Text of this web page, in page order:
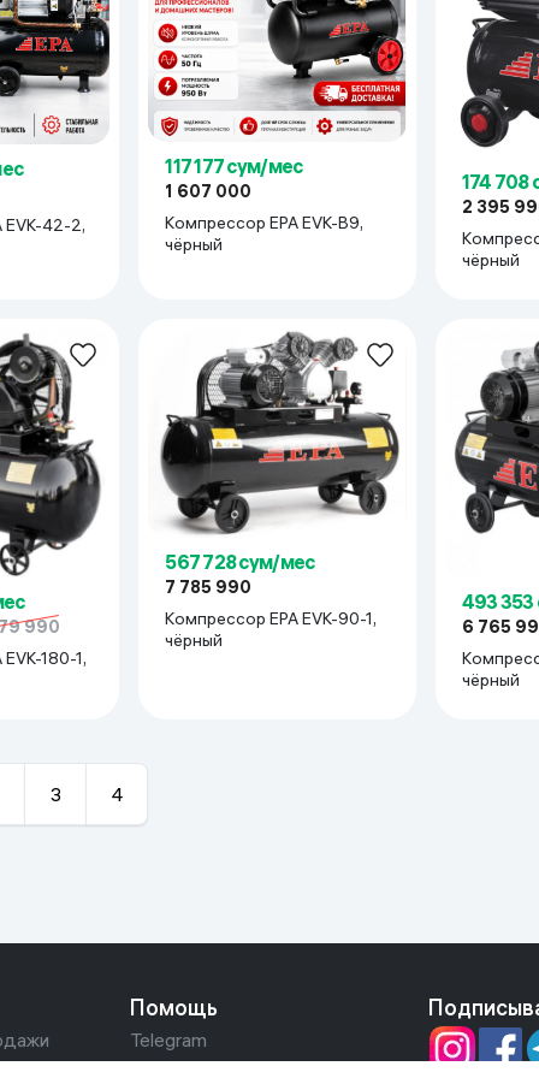
EVK-42-2,
117 177 сум/мес
1 607 000
Компрессор EPA EVK-B9,
чёрный
174 708
2 395
чёрный
990
180-1,
567 728 сум/мес
7 785 990
Компрессор EPA EVK-90-1,
чёрный
493
6 765
чёрный
3 4
Помощь
Telegram
+998 555 12 12 12